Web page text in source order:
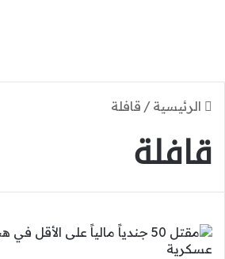
الرئيسية / قافلة
قافلة